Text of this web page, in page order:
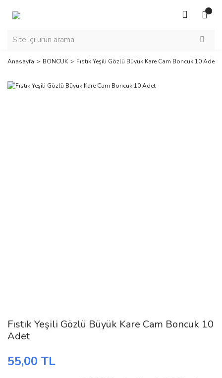
Anasayfa BONCUK Fıstık Yeşili Gözlü Büyük Kare Cam Boncuk 10 Adet
Fıstık Yeşili Gözlü Büyük Kare Cam Boncuk 10
Adet
55,00 TL